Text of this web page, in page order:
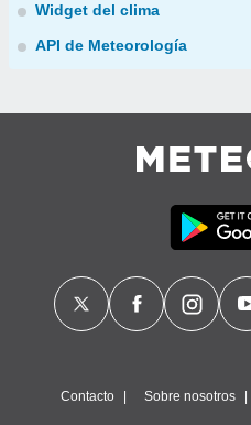
Widget del clima
API de Meteorología
Contacto Sobre nosotros